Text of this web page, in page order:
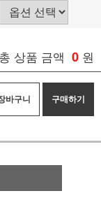
총 상품 금액 0 원
바구니 구매하기